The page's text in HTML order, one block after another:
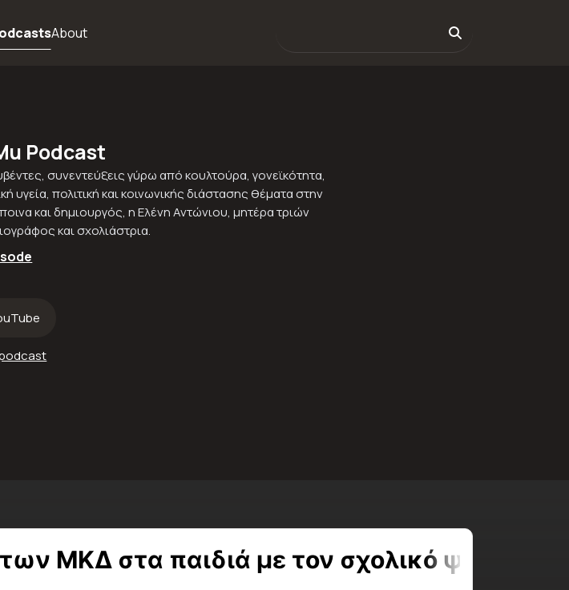
About
Podcast
συνεντεύξεις γύρω από κουλτούρα, γονεϊκότητα,
υγεία, πολιτική και κοινωνικής διάστασης θέματα στην
και δημιουργός, η Ελένη Αντώνιου, μητέρα τριών
και σχολιάστρια.